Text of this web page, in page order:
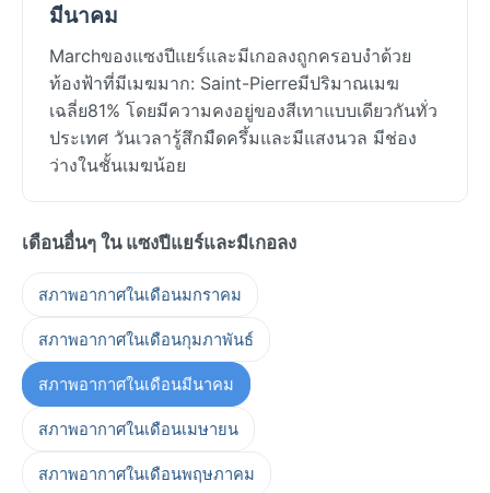
มีนาคม
Marchของแซงปีแยร์และมีเกอลงถูกครอบงำด้วย
ท้องฟ้าที่มีเมฆมาก: Saint-Pierreมีปริมาณเมฆ
เฉลี่ย81% โดยมีความคงอยู่ของสีเทาแบบเดียวกันทั่ว
ประเทศ วันเวลารู้สึกมืดครึ้มและมีแสงนวล มีช่อง
ว่างในชั้นเมฆน้อย
เดือนอื่นๆ ใน แซงปีแยร์และมีเกอลง
สภาพอากาศในเดือนมกราคม
สภาพอากาศในเดือนกุมภาพันธ์
สภาพอากาศในเดือนมีนาคม
สภาพอากาศในเดือนเมษายน
สภาพอากาศในเดือนพฤษภาคม